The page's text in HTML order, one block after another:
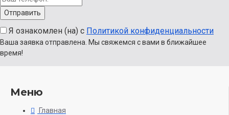
Я ознакомлен (на) с Политикой конфиденциальности
Ваша заявка отправлена. Мы свяжемся с вами в ближайшее
время!
Меню
Главная